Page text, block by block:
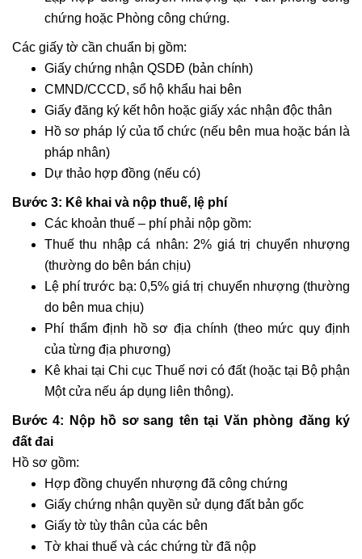
chứng hoặc Phòng công chứng.
Các giấy tờ cần chuẩn bị gồm:
Giấy chứng nhận QSDĐ (bản chính)
CMND/CCCD, sổ hộ khẩu hai bên
Giấy đăng ký kết hôn hoặc giấy xác nhận độc thân
Hồ sơ pháp lý của tổ chức (nếu bên mua hoặc bán là
pháp nhân)
Dự thảo hợp đồng (nếu có)
Bước 3: Kê khai và nộp thuế, lệ phí
Các khoản thuế – phí phải nộp gồm:
Thuế thu nhập cá nhân: 2% giá trị chuyển nhượng
(thường do bên bán chịu)
Lệ phí trước bạ: 0,5% giá trị chuyển nhượng (thường
do bên mua chịu)
Phí thẩm định hồ sơ địa chính (theo mức quy định
của từng địa phương)
Kê khai tại Chi cục Thuế nơi có đất (hoặc tại Bộ phận
Một cửa nếu áp dụng liên thông).
Bước 4: Nộp hồ sơ sang tên tại Văn phòng đăng ký
đất đai
Hồ sơ gồm:
Hợp đồng chuyển nhượng đã công chứng
Giấy chứng nhận quyền sử dụng đất bản gốc
Giấy tờ tùy thân của các bên
Tờ khai thuế và các chứng từ đã nộp